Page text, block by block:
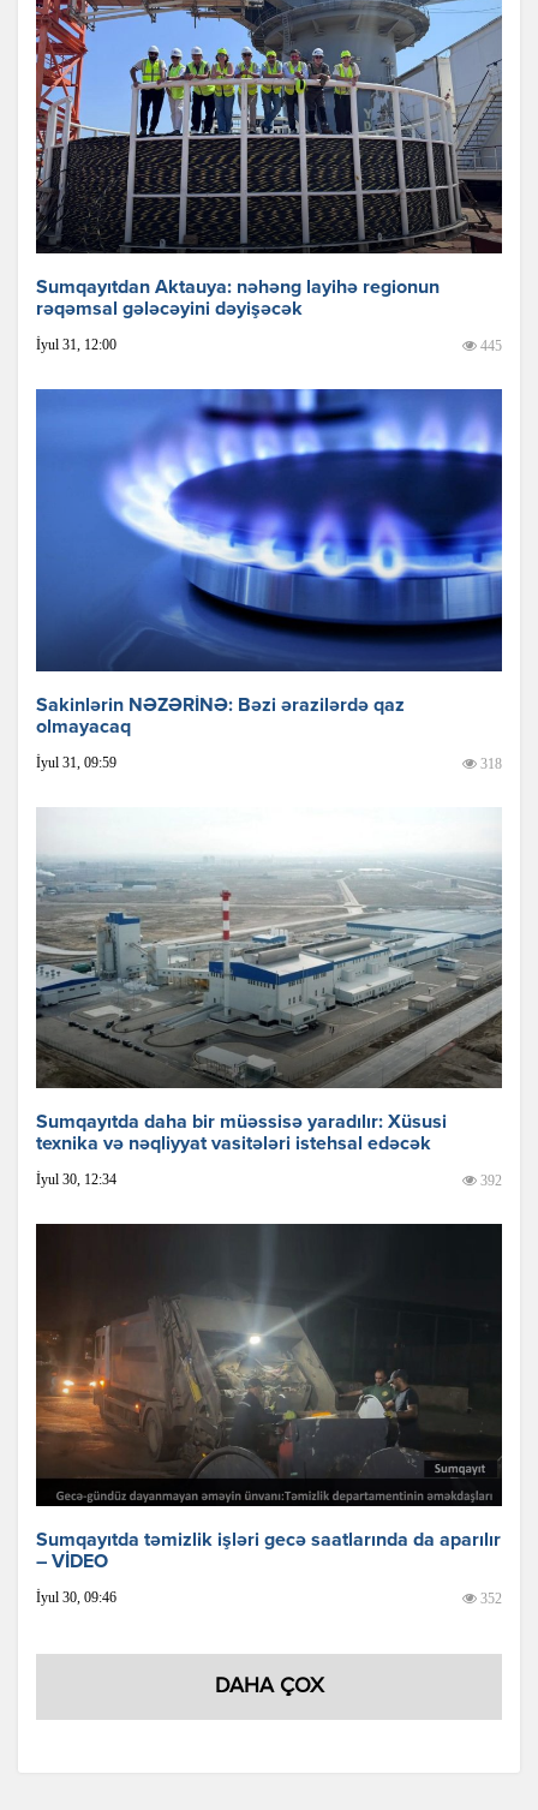
Sumqayıtdan Aktauya: nəhəng layihə regionun
rəqəmsal gələcəyini dəyişəcək
İyul 31, 12:00 445
Sakinlərin NƏZƏRİNƏ: Bəzi ərazilərdə qaz
olmayacaq
İyul 31, 09:59 318
Sumqayıtda daha bir müəssisə yaradılır: Xüsusi
texnika və nəqliyyat vasitələri istehsal edəcək
İyul 30, 12:34 392
Sumqayıtda təmizlik işləri gecə saatlarında da aparılır
– VİDEO
İyul 30, 09:46 352
DAHA ÇOX